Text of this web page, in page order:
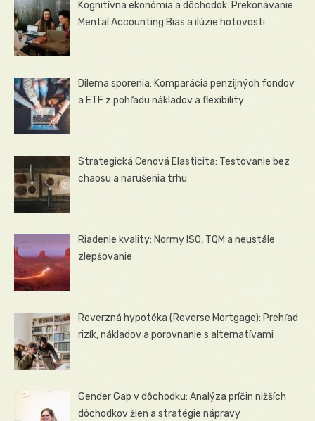
Kognitívna ekonómia a dôchodok: Prekonávanie
Mental Accounting Bias a ilúzie hotovosti
Dilema sporenia: Komparácia penzijných fondov
a ETF z pohľadu nákladov a flexibility
Strategická Cenová Elasticita: Testovanie bez
chaosu a narušenia trhu
Riadenie kvality: Normy ISO, TQM a neustále
zlepšovanie
Reverzná hypotéka (Reverse Mortgage): Prehľad
rizík, nákladov a porovnanie s alternatívami
Gender Gap v dôchodku: Analýza príčin nižších
dôchodkov žien a stratégie nápravy